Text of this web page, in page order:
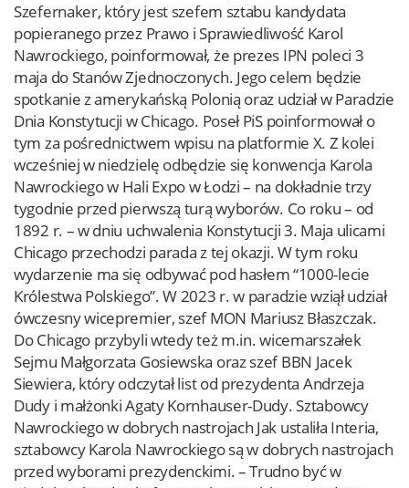
Szefernaker, który jest szefem sztabu kandydata
popieranego przez Prawo i Sprawiedliwość Karol
Nawrockiego, poinformował, że prezes IPN poleci 3
maja do Stanów Zjednoczonych. Jego celem będzie
spotkanie z amerykańską Polonią oraz udział w Paradzie
Dnia Konstytucji w Chicago. Poseł PiS poinformował o
tym za pośrednictwem wpisu na platformie X. Z kolei
wcześniej w niedzielę odbędzie się konwencja Karola
Nawrockiego w Hali Expo w Łodzi – na dokładnie trzy
tygodnie przed pierwszą turą wyborów. Co roku – od
1892 r. – w dniu uchwalenia Konstytucji 3. Maja ulicami
Chicago przechodzi parada z tej okazji. W tym roku
wydarzenie ma się odbywać pod hasłem “1000-lecie
Królestwa Polskiego”. W 2023 r. w paradzie wziął udział
ówczesny wicepremier, szef MON Mariusz Błaszczak.
Do Chicago przybyli wtedy też m.in. wicemarszałek
Sejmu Małgorzata Gosiewska oraz szef BBN Jacek
Siewiera, który odczytał list od prezydenta Andrzeja
Dudy i małżonki Agaty Kornhauser-Dudy. Sztabowcy
Nawrockiego w dobrych nastrojach Jak ustaliła Interia,
sztabowcy Karola Nawrockiego są w dobrych nastrojach
przed wyborami prezydenckimi. – Trudno być w